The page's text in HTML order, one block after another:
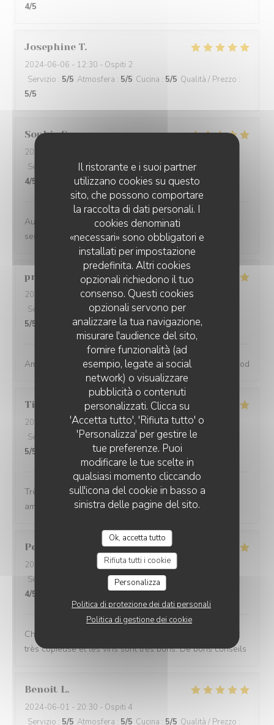
Il ristorante e i suoi partner
utilizzano cookies su questo
sito, che possono comportare
la raccolta di dati personali. I
cookies denominati
«necessari» sono obbligatori e
installati per impostazione
predefinita. Altri cookies
opzionali richiedono il tuo
consenso. Questi cookies
opzionali servono per
analizzare la tua navigazione,
misurare l'audience del sito,
fornire funzionalità (ad
esempio, legate ai social
network) o visualizzare
pubblicità o contenuti
personalizzati. Clicca su
'Accetta tutto', 'Rifiuta tutto' o
'Personalizza' per gestire le
tue preferenze. Puoi
modificare le tue scelte in
qualsiasi momento cliccando
sull'icona del cookie in basso a
sinistra delle pagine del sito.
Ok, accetta tutto
Rifiuta tutti i cookie
Personalizza
Politica di protezione dei dati personali
Politica di gestione dei cookie
4/5
Josephine T
2024-06-06 - 12:30 - Ospiti 2
Servizio : 5/5 Atmosfera : 5/5 Cucina : 5/5 Qualità / Prezzo :
5/5
Sophie S
2024-06-04
Servizio
Atmosfera:5/5 Cucina: 4/5 Qualità / Prezzo
4/5
Au top !! Belle carte des vins , nourriture très bonne,
service sympa :)
pranat
2024-06-06
- 20:00 - Ospiti 3
Servizio
Atmosfera:5/5 Cucina: 5 /5 Qualità / Prezzo
5/5
Amazing place, excellent service and great wine and food
Tiphaine
2024-05-31 - 20:30 - Ospiti 2
Servizio
Atmosfera:5/5 Cucina: 5/5 Qualità / Prezzo
5/5
Très bonnes bouteilles, produits de super qualité,
ambiance cosy et animée
Perrine
2024-05-30
- 19:30 - Ospiti 4
Servizio
Atmosfera :4/5 Cucina 5
4/5
Chouette lieu. La planche de charcuterie + Fromage est
très copieuse et les vins sont très bons. De bons conseils
Benoit L
2024-06-01 - 20:30 - Ospiti 4
Servizio : 5/5 Atmosfera : 5/5 Cucina : 5/5 Qualità / Prezzo :